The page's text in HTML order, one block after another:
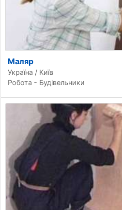
Маляр
Україна / Київ
Робота - Будівельники